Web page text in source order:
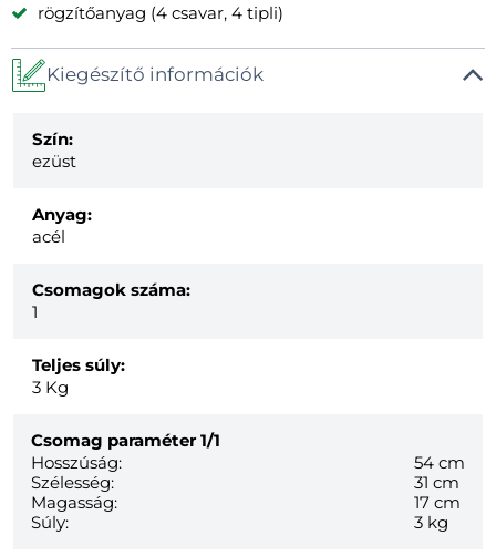
rögzítőanyag (4 csavar, 4 tipli)
Kiegészítő információk
Szín:
ezüst
Anyag:
acél
Csomagok száma:
1
Teljes súly:
3 Kg
Csomag paraméter 1/1
Hosszúság:
54 cm
Szélesség:
31 cm
Magasság:
17 cm
Súly:
3 kg